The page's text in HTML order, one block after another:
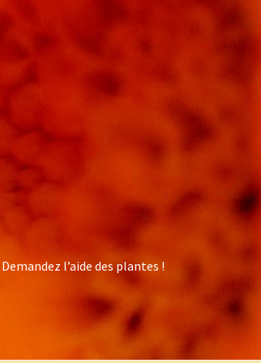
Demandez l’aide des plantes !